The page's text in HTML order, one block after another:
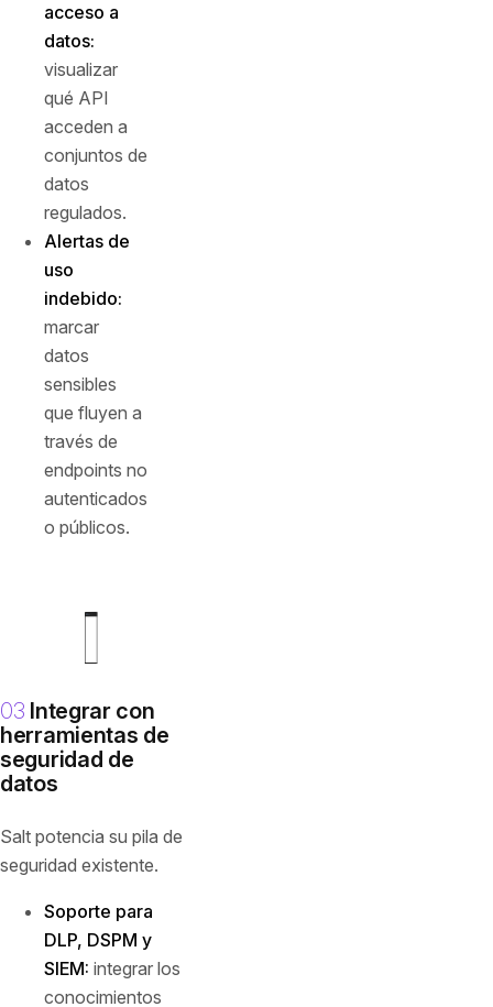
acceso a
datos:
visualizar
qué API
acceden a
conjuntos de
datos
regulados.
Alertas de
uso
indebido:
marcar
datos
sensibles
que fluyen a
través de
endpoints no
autenticados
o públicos.
03 Integrar con
herramientas de
seguridad de
datos
Salt potencia su pila de
seguridad existente.
Soporte para
DLP, DSPM y
SIEM: integrar los
conocimientos